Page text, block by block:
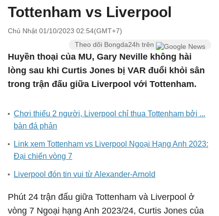
Tottenham vs Liverpool
Chủ Nhật 01/10/2023 02:54(GMT+7)
Theo dõi Bongda24h trên
Huyền thoại của MU, Gary Neville không hài
lòng sau khi Curtis Jones bị VAR đuổi khỏi sân
trong trận đấu giữa Liverpool với Tottenham.
Chơi thiếu 2 người, Liverpool chỉ thua Tottenham bởi ...
bàn đá phản
Link xem Tottenham vs Liverpool Ngoại Hạng Anh 2023:
Đại chiến vòng 7
Liverpool đón tin vui từ Alexander-Arnold
Phút 24 trận đấu giữa Tottenham và Liverpool ở
vòng 7 Ngoại hạng Anh 2023/24, Curtis Jones của